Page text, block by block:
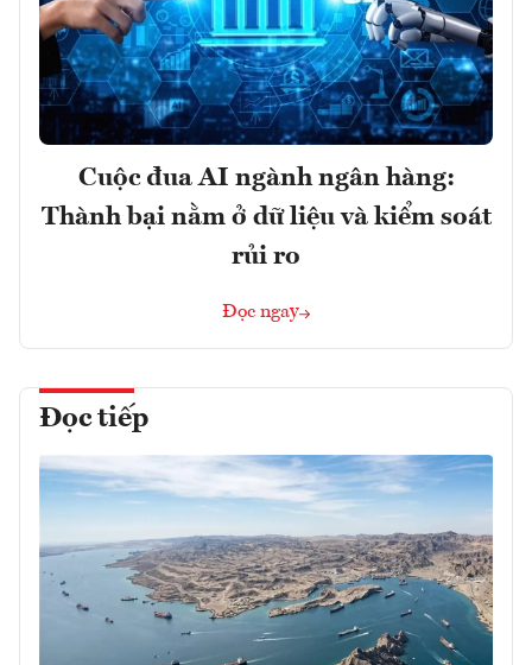
Cuộc đua AI ngành ngân hàng:
Thành bại nằm ở dữ liệu và kiểm soát
rủi ro
Đọc ngay
Đọc tiếp